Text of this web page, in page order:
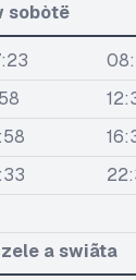
sobòtë
a swiãta